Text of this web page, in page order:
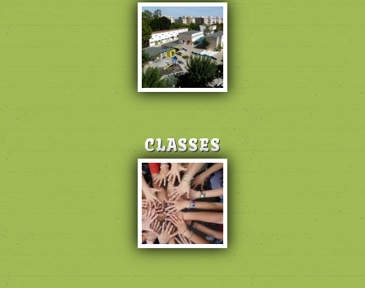
CLASSES